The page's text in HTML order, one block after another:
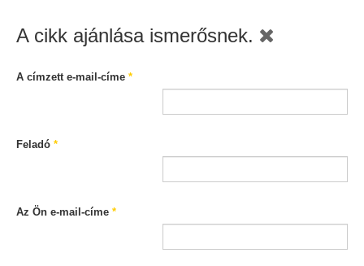
A cikk ajánlása ismerősnek.
A címzett e-mail-címe *
Feladó *
Az Ön e-mail-címe *